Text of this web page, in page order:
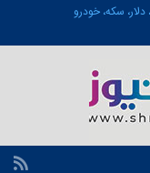
سکه، خودرو